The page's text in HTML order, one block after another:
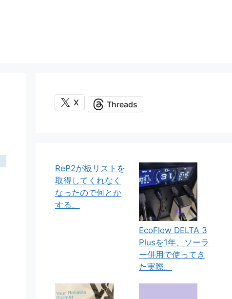
X Threads
ReP2が板リストを
取得してくれなく
なったので何とか
する。
EcoFlow DELTA 3
Plusを1年、ソーラ
ー併用で使ってき
た実際。